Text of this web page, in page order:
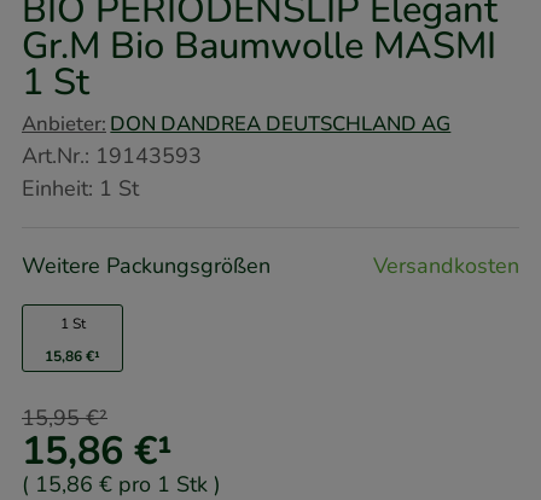
Gr.M Bio Baumwolle MASMI
1 St
Anbieter: DON DANDREA DEUTSCHLAND AG
Art.Nr.: 19143593
Einheit: 1 St
Weitere Packungsgrößen Versandkosten
1 St
15,86 €¹
15,86 €¹
15,95 €²
( 15,86 € pro 1 Stk )